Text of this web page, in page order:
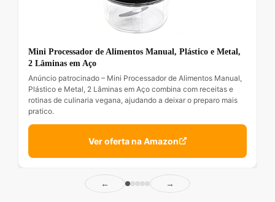
Mini Processador de Alimentos Manual, Plástico e Metal,
2 Lâminas em Aço
Anúncio patrocinado – Mini Processador de Alimentos Manual,
Plástico e Metal, 2 Lâminas em Aço combina com receitas e
rotinas de culinaria vegana, ajudando a deixar o preparo mais
pratico.
Ver oferta na Amazon
← →